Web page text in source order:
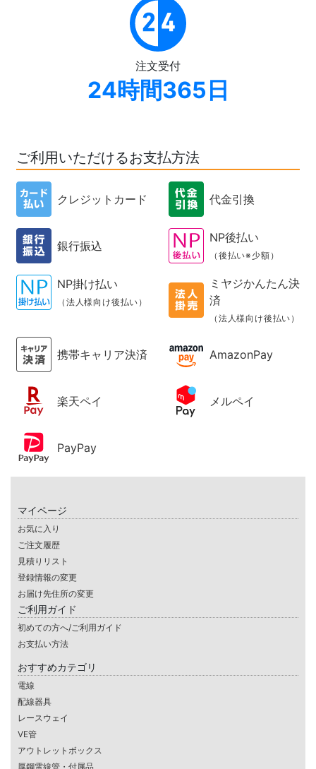
注文受付
24時間365日
ご利用いただけるお支払方法
クレジットカード 代金引換
銀行振込
NP後払い
（後払い※少額）
NP掛け払い
（法人様向け後払い）
ミヤジかんたん決
済
（法人様向け後払い）
携帯キャリア決済 AmazonPay
楽天ペイ メルペイ
PayPay
マイページ
お気に入り
ご注文履歴
見積りリスト
登録情報の変更
お届け先住所の変更
ご利用ガイド
初めての方へ/ご利用ガイド
お支払い方法
おすすめカテゴリ
電線
配線器具
レースウェイ
VE管
アウトレットボックス
厚鋼電線管・付属品